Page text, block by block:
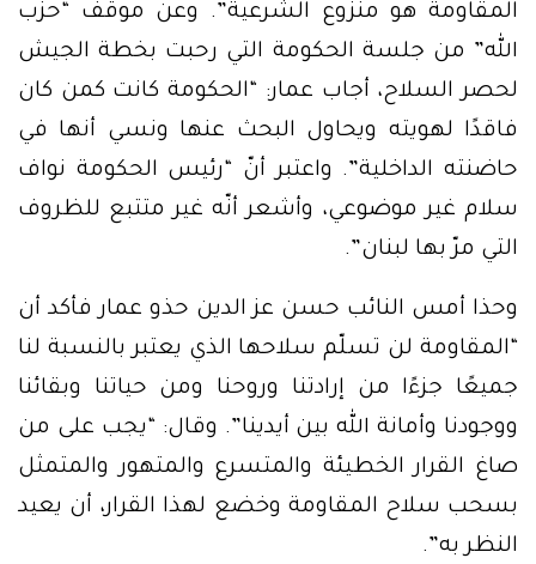
المقاومة هو منزوع الشرعية”. وعن موقف “حزب
الله” من جلسة الحكومة التي رحبت بخطة الجيش
لحصر السلاح، أجاب عمار: “الحكومة كانت كمن كان
فاقدًا لهويته ويحاول البحث عنها ونسي أنها في
حاضنته الداخلية”. واعتبر أنّ “رئيس الحكومة نواف
سلام غير موضوعي، وأشعر أنّه غير متتبع للظروف
التي مرّ بها لبنان”.
وحذا أمس النائب حسن عز الدين حذو عمار فأكد أن
“المقاومة لن تسلّم سلاحها الذي يعتبر بالنسبة لنا
‏‏جميعًا جزءًا من إرادتنا وروحنا ومن حياتنا وبقائنا
ووجودنا وأمانة الله بين أيدينا”. وقال: “يجب على من
صاغ ‏‏القرار الخطيئة والمتسرع والمتهور والمتمثل
بسحب سلاح المقاومة وخضع لهذا القرار، أن يعيد
النظر به”.